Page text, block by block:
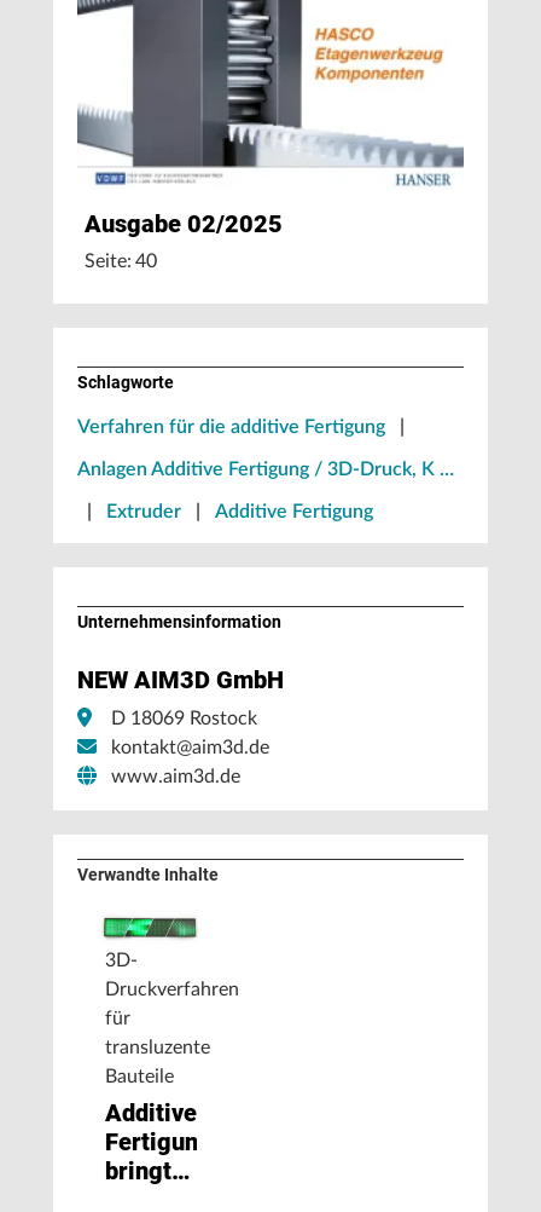
Ausgabe 02/2025
Seite: 40
Schlagworte
Verfahren für die additive Fertigung
Anlagen Additive Fertigung / 3D-Druck, K …
Extruder Additive Fertigung
Unternehmens­information
NEW AIM3D GmbH
D 18069 Rostock
kontakt@aim3d.de
www.aim3d.de
Verwandte Inhalte
3D-
Druckverfahren
für
transluzente
Bauteile
Additive
Fertigung
bringt